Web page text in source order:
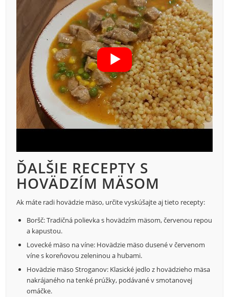
ĎALŠIE RECEPTY S
HOVÄDZÍM MÄSOM
Ak máte radi hovädzie mäso, určite vyskúšajte aj tieto recepty:
Boršč: Tradičná polievka s hovädzím mäsom, červenou repou
a kapustou.
Lovecké mäso na víne: Hovädzie mäso dusené v červenom
víne s koreňovou zeleninou a hubami.
Hovädzie mäso Stroganov: Klasické jedlo z hovädzieho mäsa
nakrájaného na tenké prúžky, podávané v smotanovej
omáčke.